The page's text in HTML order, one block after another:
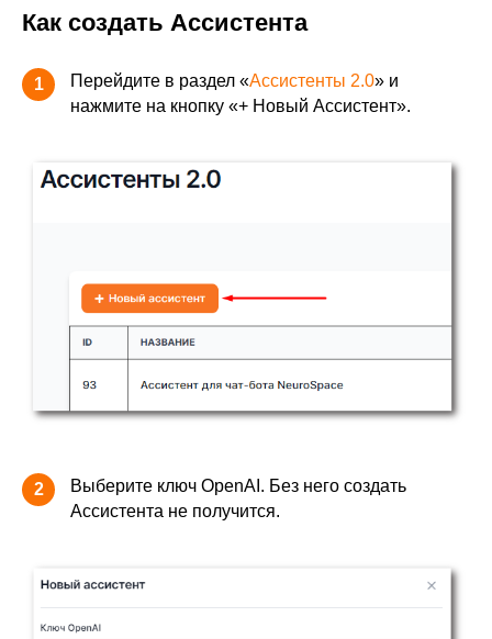
Как создать Ассистента
1 Перейдите в раздел «Ассистенты 2.0» и
нажмите на кнопку «+ Новый Ассистент».
2
Выберите ключ OpenAI. Без него создать
Ассистента не получится.